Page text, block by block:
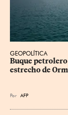
GEOPOLÍTICA
Buque
estrecho de
Por AFP